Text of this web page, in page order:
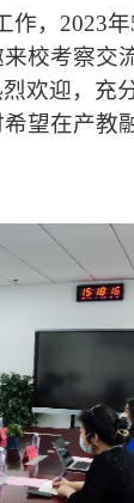
，2023年
校考察交
欢迎，充
望在产